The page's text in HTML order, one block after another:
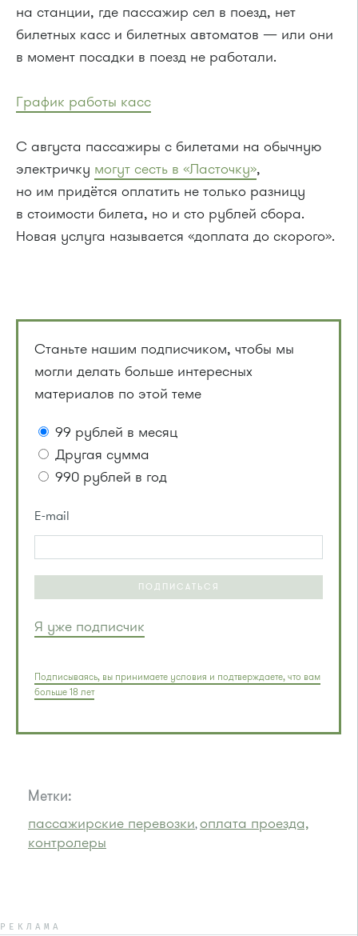
на станции, где пассажир сел в поезд, нет
билетных касс и билетных автоматов — или они
в момент посадки в поезд не работали.
График работы касс
С августа пассажиры с билетами на обычную
электричку могут сесть в «Ласточку»,
но им придётся оплатить не только разницу
в стоимости билета, но и сто рублей сбора.
Новая услуга называется «доплата до скорого».
Станьте нашим подписчиком, чтобы мы
могли делать больше интересных
материалов по этой теме
99 рублей в месяц
Другая сумма
990 рублей в год
E-mail
ПОДПИСАТЬСЯ
Я уже подписчик
Подписываясь, вы принимаете условия и подтверждаете, что вам
больше 18 лет
Метки:
пассажирские перевозки,оплата проезда,
контролеры
РЕКЛАМА